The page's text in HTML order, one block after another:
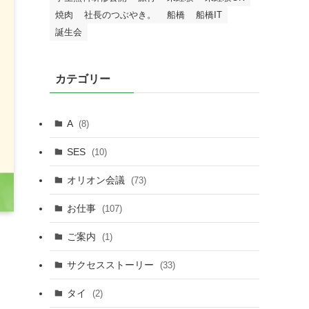
焼肉
社長のつぶやき。 船橋
船橋IT
誕生会
カテゴリー
A (8)
SES (10)
オリオン会議 (73)
お仕事 (107)
ご案内 (1)
サクセスストーリー (33)
タイ (2)